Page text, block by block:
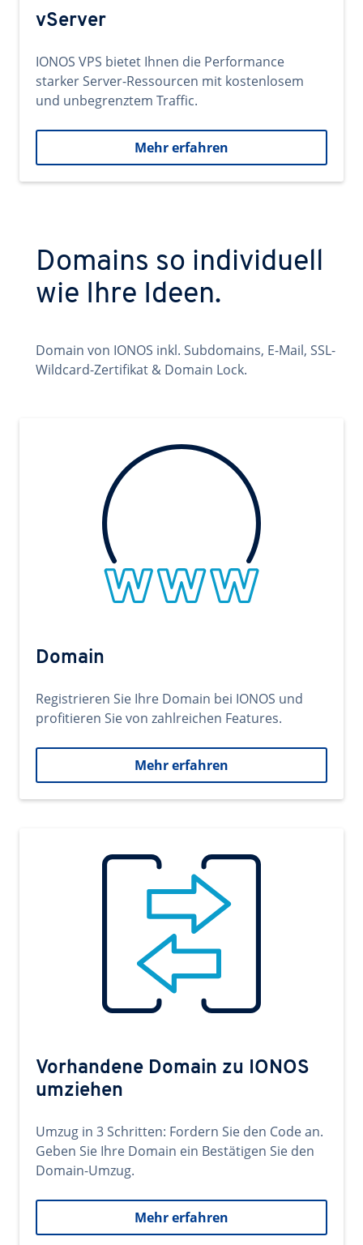
vServer
IONOS VPS bietet Ihnen die Performance
starker Server-Ressourcen mit kostenlosem
und unbegrenztem Traffic.
Mehr erfahren
Domains so individuell
wie Ihre Ideen.
Domain von IONOS inkl. Subdomains, E-Mail, SSL-
Wildcard-Zertifikat & Domain Lock.
Domain
Registrieren Sie Ihre Domain bei IONOS und
profitieren Sie von zahlreichen Features.
Mehr erfahren
Vorhandene Domain zu IONOS
umziehen
Umzug in 3 Schritten: Fordern Sie den Code an.
Geben Sie Ihre Domain ein Bestätigen Sie den
Domain-Umzug.
Mehr erfahren